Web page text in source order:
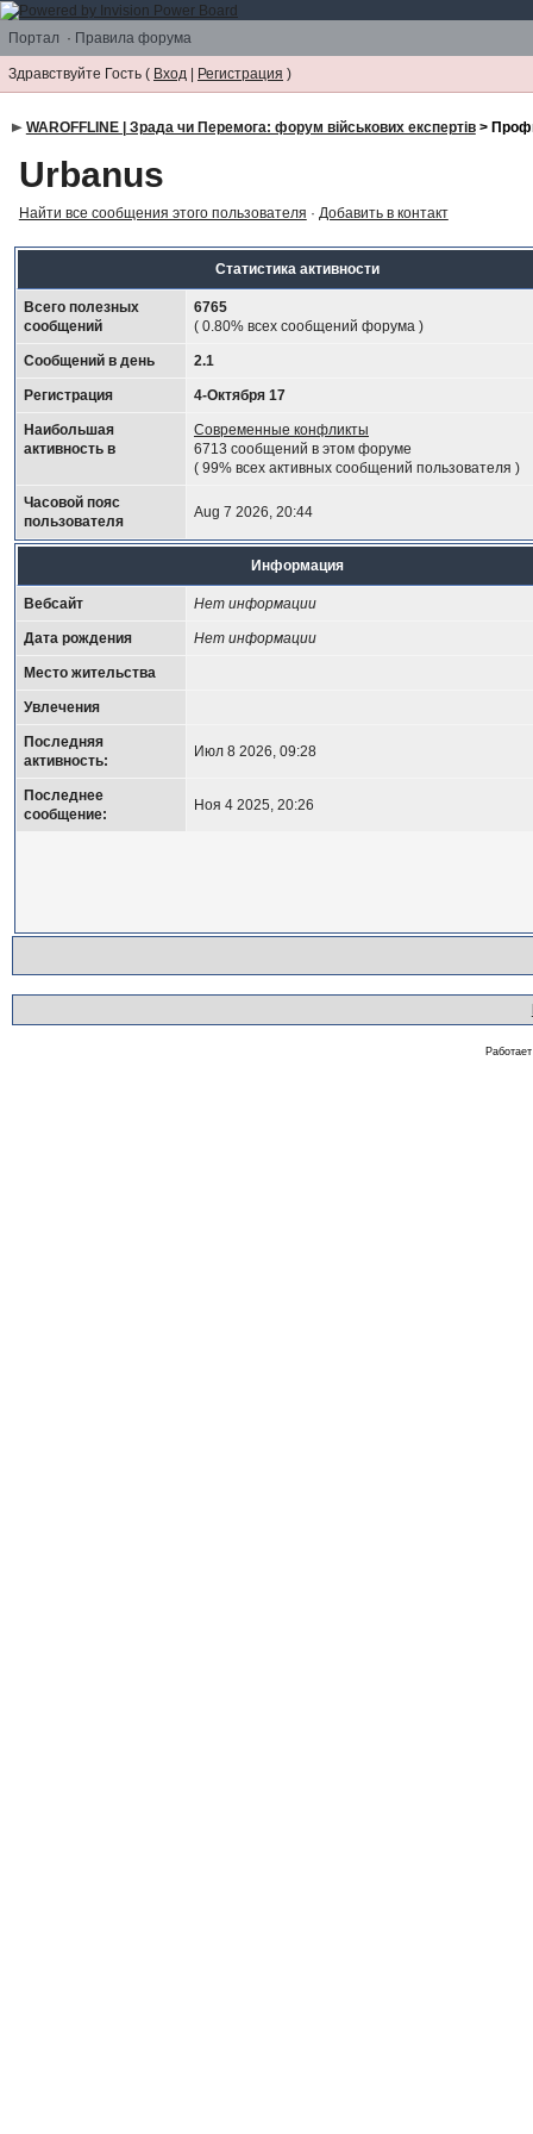
Портал · Правила форума
Здравствуйте Гость ( Вход | Регистрация )
WAROFFLINE | Зрада чи Перемога: форум військових експертів>
Urbanus
Найти все сообщения этого пользователя · Добавить в контакт
Статистика активности
Всего полезных
сообщений
6765
( 0.80% всех сообщений форума )
Сообщений в день 2.1
Регистрация 4-Октября 17
Наибольшая
активность в
Современные конфликты
6713 сообщений в этом форуме
( 99% всех активных сообщений пользователя )
Часовой пояс
пользователя
Aug 7 2026, 20:44
Информация
Вебсайт Нет информации
Дата рождения Нет информации
Место жительства
Увлечения
Последняя
активность:
Июл 8 2026, 09:28
Последнее
сообщение:
Ноя 4 2025, 20:26